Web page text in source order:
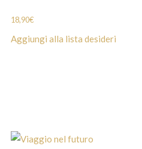
18,90€
Aggiungi alla lista desideri